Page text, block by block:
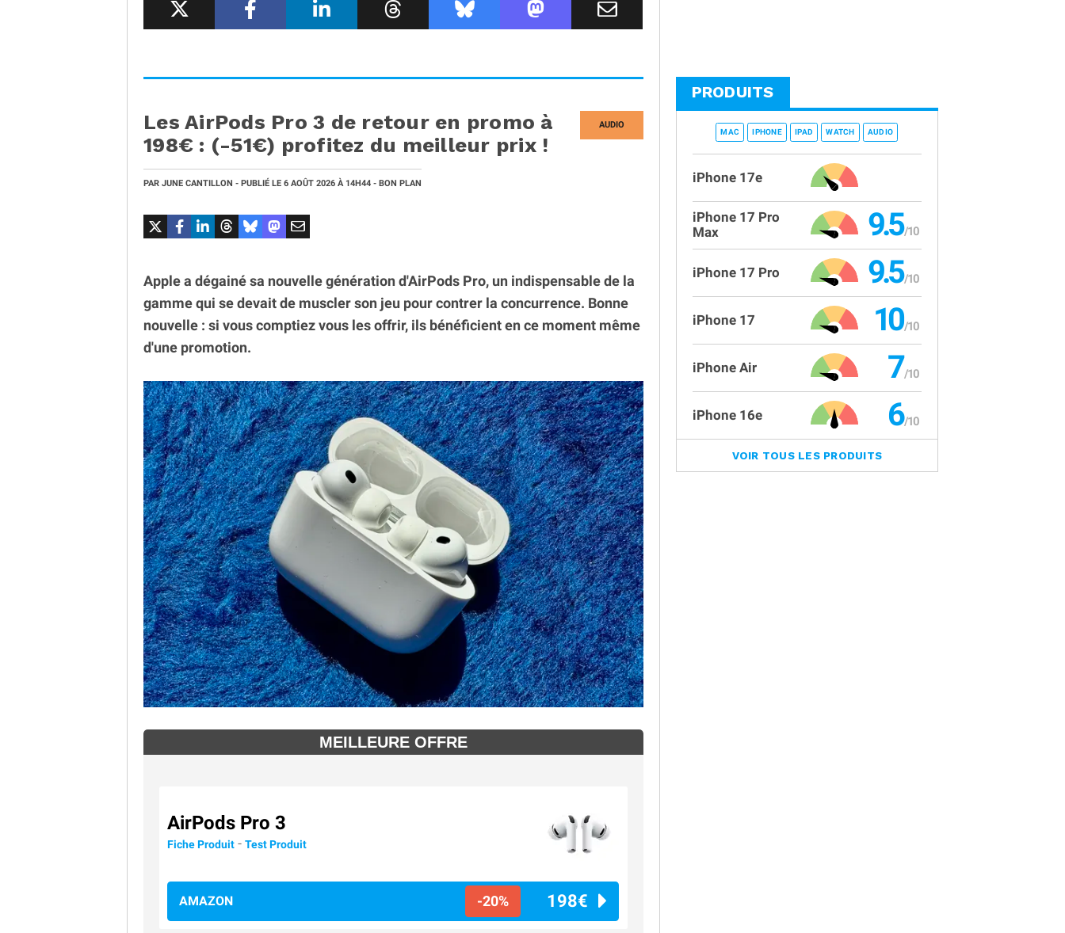
AUDIO
Les AirPods Pro 3 de retour en promo à
198€ : (-51€) profitez du meilleur prix !
PAR JUNE CANTILLON - PUBLIÉ LE 6 AOÛT 2026 À 14H44 - BON PLAN
Apple a dégainé sa nouvelle génération d'AirPods Pro, un indispensable de la
gamme qui se devait de muscler son jeu pour contrer la concurrence. Bonne
nouvelle : si vous comptiez vous les offrir, ils bénéficient en ce moment même
d'une promotion.
MEILLEURE OFFRE
AirPods Pro 3
Fiche Produit - Test Produit
AMAZON -20% 198€
PRODUITS
MAC IPHONE IPAD WATCH AUDIO
iPhone 17e
iPhone 17 Pro
Max
9.5
iPhone 17 Pro 9.5
iPhone 17 10
iPhone Air 7
iPhone 16e 6
VOIR TOUS LES PRODUITS